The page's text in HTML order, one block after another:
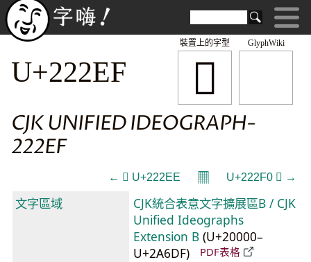
GlyphWiki
𢋯
裝置上的字型
U+222EF
CJK UNIFIED IDEOGRAPH-
222EF
← 𢋮 U+222EE 𝄜 U+222F0 𢋰 →
文字區域
CJK統合表意文字擴展區B / CJK
Unified Ideographs
Extension B (U+20000–
U+2A6DF)
PDF表格